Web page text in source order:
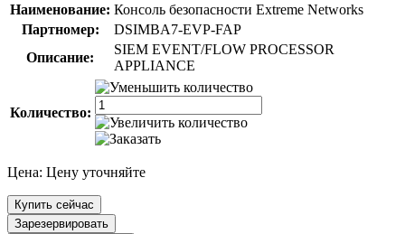
Наименование: Консоль безопасности Extreme Networks
Партномер:
DSIMBA7-EVP-FAP
Описание:
SIEM EVENT/FLOW PROCESSOR
APPLIANCE
Количество:
Цена: Цену уточняйте
Купить сейчас
Зарезервировать